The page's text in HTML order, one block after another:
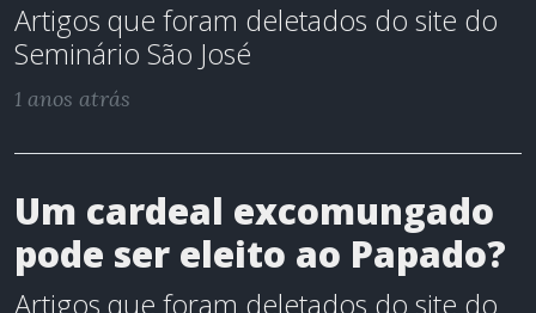
Artigos que foram deletados do site do
Seminário São José
1 anos atrás
Um cardeal excomungado
pode ser eleito ao Papado?
Artigos que foram deletados do site do